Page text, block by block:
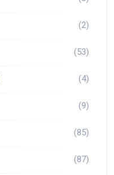
(2)
(53)
(4)
(9)
(85)
(87)